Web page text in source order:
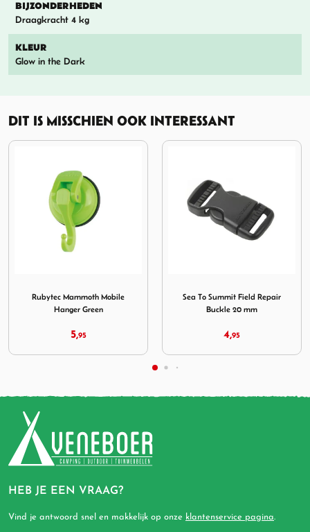
BIJZONDERHEDEN
Draagkracht 4 kg
KLEUR
Glow in the Dark
DIT IS MISSCHIEN OOK INTERESSANT
Rubytec Mammoth Mobile
Hanger Green
5,95
Sea To Summit Field Repair
Buckle 20 mm
4,95
HEB JE EEN VRAAG?
Vind je antwoord snel en makkelijk op onze klantenservice pagina.